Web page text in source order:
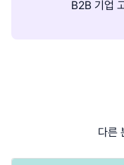
B2B 기업
다른